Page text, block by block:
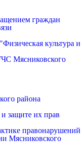
граждан
культура и
Мясниковского
района
защите их прав
правонарушений
Мясниковского